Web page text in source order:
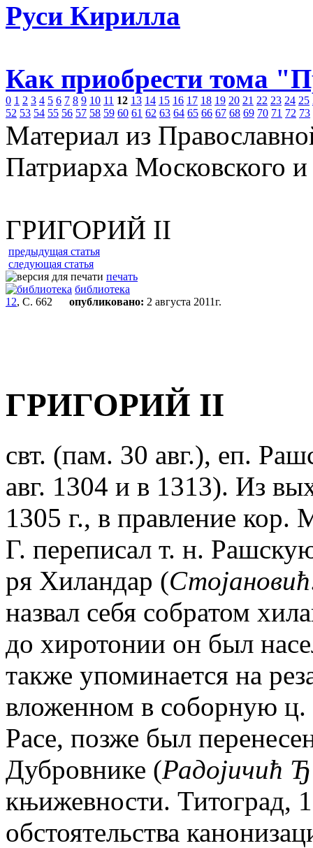
Руси Кирилла
Как приобрести тома
0 1 2 3 4 5 6 7 8 9 10 11 12 13 14 15 16 17 18 19 20 21 22 23 24 25
52 53 54 55 56 57 58 59 60 61 62 63 64 65 66 67 68 69 70 71 72 73
Материал из
Патриарха Московского
ГРИГОРИЙ II
предыдущая статья
следующая статья
печать
библиотека
12, С. 662 опубликовано: 2 августа 2011г.
ГРИГОРИЙ II
свт. (пам. 30 авг.), еп.
авг. 1304 и в 1313). Из
1305 г., в правление
Г. переписал т. н.
ря Хиландар (Стоjановић
назвал себя собратом
до хиротонии он был
также упоминается на
вложенном в соборную ц.
Расе, позже был
Дубровнике (Радоjичић Ђ
књижевности. Титоград,
обстоятельства